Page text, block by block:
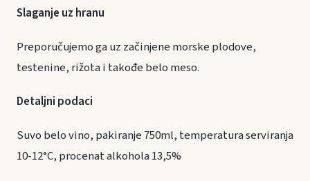
Slaganje uz hranu
Preporučujemo ga uz začinjene morske plodove,
testenine, rižota i takođe belo meso.
Detaljni podaci
Suvo belo vino, pakiranje 750ml, temperatura serviranja
10-12°C, procenat alkohola 13,5%